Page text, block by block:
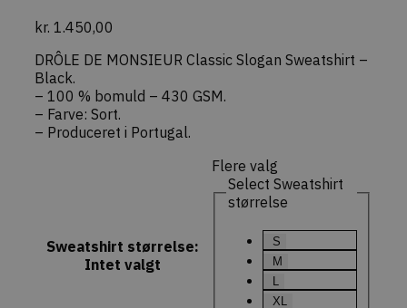
kr. 1.450,00
DRÔLE DE MONSIEUR Classic Slogan Sweatshirt –
Black.
– 100 % bomuld – 430 GSM.
– Farve: Sort.
– Produceret i Portugal.
Sweatshirt størrelse:
Intet valgt
Flere valg
Select Sweatshirt
størrelse
S
M
L
XL
nonce-value
59
minutter
midlertidig
checkout)
commercekit-
nonce-state
dekarl.dk
1 time
minutter
Bruges til
validere